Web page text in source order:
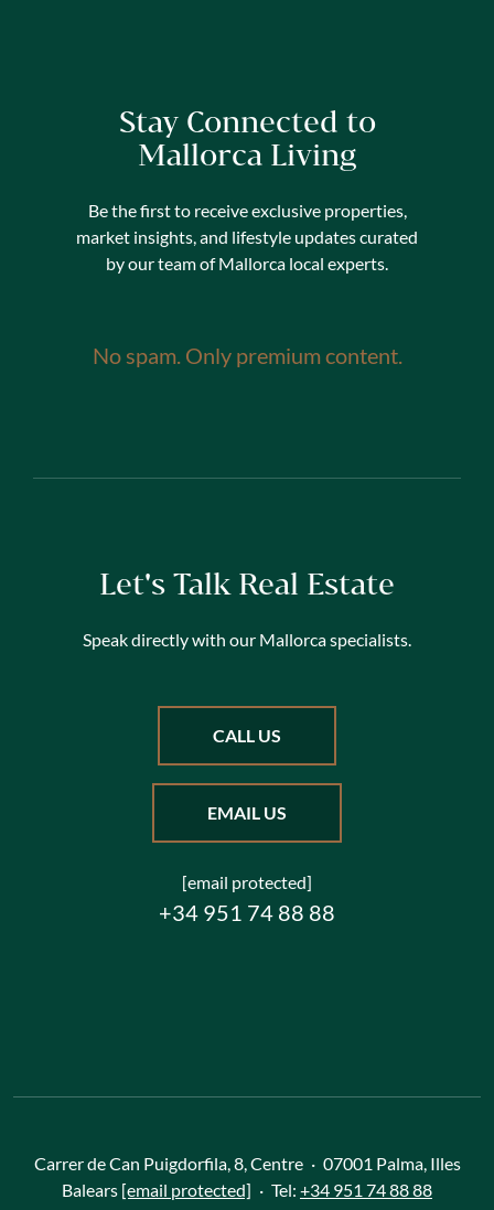
Stay Connected to
Mallorca Living
Be the first to receive exclusive properties,
market insights, and lifestyle updates curated
by our team of Mallorca local experts.
CALL US
EMAIL US